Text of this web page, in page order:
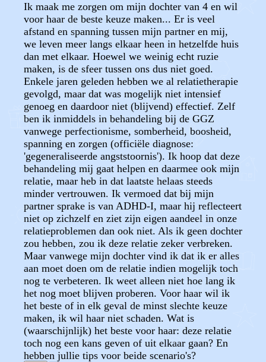
Ik maak me zorgen om mijn dochter van 4 en wil
voor haar de beste keuze maken... Er is veel
afstand en spanning tussen mijn partner en mij,
we leven meer langs elkaar heen in hetzelfde huis
dan met elkaar. Hoewel we weinig echt ruzie
maken, is de sfeer tussen ons dus niet goed.
Enkele jaren geleden hebben we al relatietherapie
gevolgd, maar dat was mogelijk niet intensief
genoeg en daardoor niet (blijvend) effectief. Zelf
ben ik inmiddels in behandeling bij de GGZ
vanwege perfectionisme, somberheid, boosheid,
spanning en zorgen (officiële diagnose:
'gegeneraliseerde angststoornis'). Ik hoop dat deze
behandeling mij gaat helpen en daarmee ook mijn
relatie, maar heb in dat laatste helaas steeds
minder vertrouwen. Ik vermoed dat bij mijn
partner sprake is van ADHD-I, maar hij reflecteert
niet op zichzelf en ziet zijn eigen aandeel in onze
relatieproblemen dan ook niet. Als ik geen dochter
zou hebben, zou ik deze relatie zeker verbreken.
Maar vanwege mijn dochter vind ik dat ik er alles
aan moet doen om de relatie indien mogelijk toch
nog te verbeteren. Ik weet alleen niet hoe lang ik
het nog moet blijven proberen. Voor haar wil ik
het beste of in elk geval de minst slechte keuze
maken, ik wil haar niet schaden. Wat is
(waarschijnlijk) het beste voor haar: deze relatie
toch nog een kans geven of uit elkaar gaan? En
hebben jullie tips voor beide scenario's?